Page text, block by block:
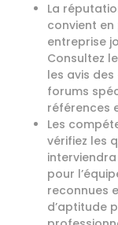
La
convient en
entreprise
Consultez
les avis
forums
références
Les
vérifiez les
pour
reconnues
d’aptitude